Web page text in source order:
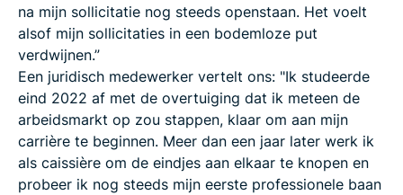
na mijn sollicitatie nog steeds openstaan. Het voelt
alsof mijn sollicitaties in een bodemloze put
verdwijnen.”
Een juridisch medewerker vertelt ons: "Ik studeerde
eind 2022 af met de overtuiging dat ik meteen de
arbeidsmarkt op zou stappen, klaar om aan mijn
carrière te beginnen. Meer dan een jaar later werk ik
als caissière om de eindjes aan elkaar te knopen en
probeer ik nog steeds mijn eerste professionele baan